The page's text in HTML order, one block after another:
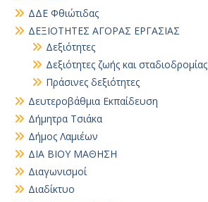
ΔΔΕ Φθιώτιδας
ΔΕΞΙΟΤΗΤΕΣ ΑΓΟΡΑΣ ΕΡΓΑΣΙΑΣ
Δεξιότητες
Δεξιότητες ζωής και σταδιοδρομίας
Πράσινες δεξιότητες
Δευτεροβάθμια Εκπαίδευση
Δήμητρα Τσιάκα
Δήμος Λαμιέων
ΔΙΑ ΒΙΟΥ ΜΑΘΗΣΗ
Διαγωνισμοί
Διαδίκτυο